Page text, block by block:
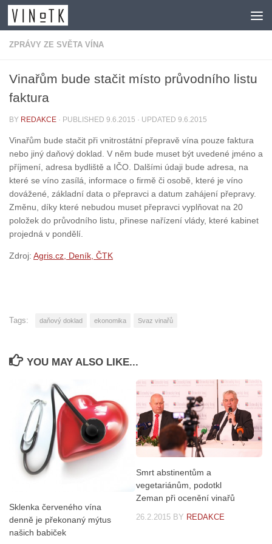
Skip to content
ZPRÁVY ZE SVĚTA VÍNA
Vinařům bude stačit místo průvodního listu
faktura
BY REDAKCE · PUBLISHED 9.6.2015 · UPDATED 9.6.2015
Vinařům bude stačit při vnitrostátní přepravě vína pouze faktura
nebo jiný daňový doklad. V něm bude muset být uvedené jméno a
příjmení, adresa bydliště a IČO. Dalšími údaji bude adresa, na
které se víno zasílá, informace o firmě či osobě, které je víno
dovážené, základní data o přepravci a datum zahájení přepravy.
Změnu, díky které nebudou muset přepravci vyplňovat na 20
položek do průvodního listu, přinese nařízení vlády, které kabinet
projedná v pondělí.
Zdroj: Agris.cz, Deník, ČTK
Tags: daňový doklad ekonomika Svaz vinařů
YOU MAY ALSO LIKE...
Sklenka červeného vína
denně je překonaný mýtus
našich babiček
Smrt abstinentům a
vegetariánům, podotkl
Zeman při ocenění vinařů
26.2.2015 BY REDAKCE